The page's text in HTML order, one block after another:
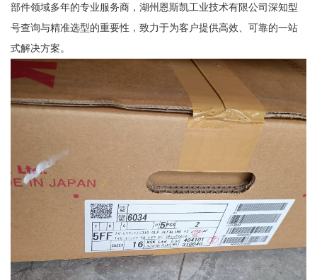
部件领域多年的专业服务商，湖州恩斯凯工业技术有限公司深知型
号查询与精准选型的重要性，致力于为客户提供高效、可靠的一站
式解决方案。